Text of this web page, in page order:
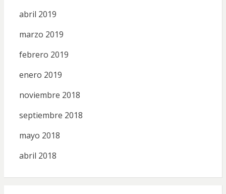
abril 2019
marzo 2019
febrero 2019
enero 2019
noviembre 2018
septiembre 2018
mayo 2018
abril 2018